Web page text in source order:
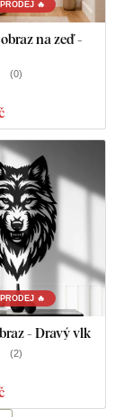
🔥
na zeď -
(0)
🔥
- Dravý vlk
(2)